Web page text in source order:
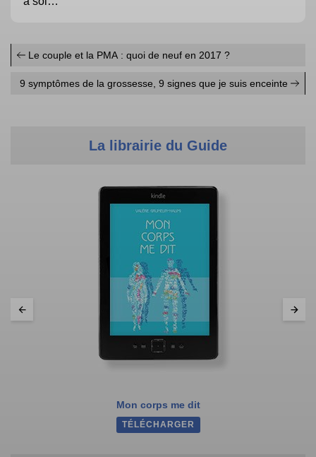
Le couple et la PMA : quoi de neuf en 2017 ?
9 symptômes de la grossesse, 9 signes que je suis enceinte
La librairie du Guide
Mon corps me dit
TÉLÉCHARGER